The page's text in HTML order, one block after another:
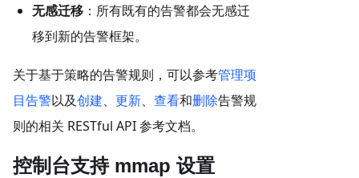
无感迁移 ：所有既有的告警都会无感迁
移到新的告警框架。
关于基于策略的告警规则，可以参考管理项
目告警以及创建、 更新、 查看和删除告警规
则的相关 RESTful API 参考文档。
控制台支持 mmap 设置